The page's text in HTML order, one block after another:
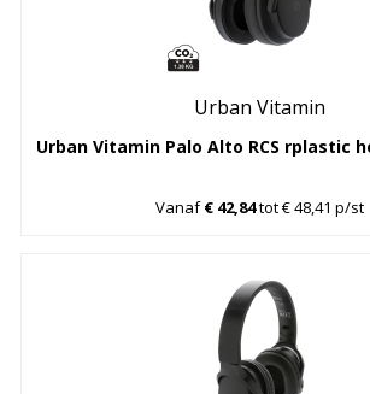
Urban Vitamin
Urban Vitamin Palo Alto RCS rplastic
Vanaf€ 42,84tot € 48,41 p/st